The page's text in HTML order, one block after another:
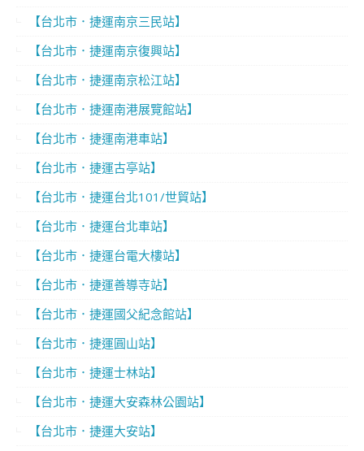
【台北市．捷運南京三民站】
【台北市．捷運南京復興站】
【台北市．捷運南京松江站】
【台北市．捷運南港展覽館站】
【台北市．捷運南港車站】
【台北市．捷運古亭站】
【台北市．捷運台北101/世貿站】
【台北市．捷運台北車站】
【台北市．捷運台電大樓站】
【台北市．捷運善導寺站】
【台北市．捷運國父紀念館站】
【台北市．捷運圓山站】
【台北市．捷運士林站】
【台北市．捷運大安森林公園站】
【台北市．捷運大安站】